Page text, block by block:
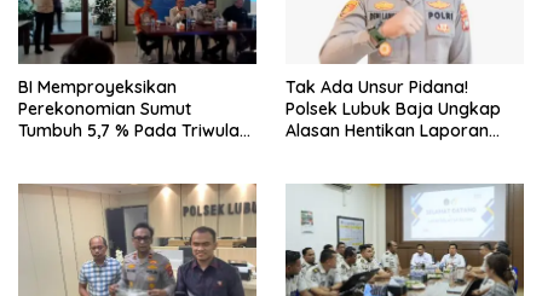
BI Memproyeksikan
Perekonomian Sumut
Tumbuh 5,7 % Pada Triwulan
Tak Ada Unsur Pidana!
Polsek Lubuk Baja Ungkap
Alasan Hentikan Laporan